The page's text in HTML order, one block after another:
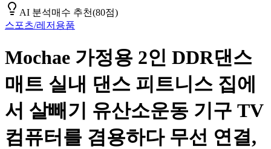
AI 분석매수 추천(80점)
스포츠/레저용품
Mochae 가정용 2인 DDR댄스
매트 실내 댄스 피트니스 집에
서 살빼기 유산소운동 기구 TV
컴퓨터를 겸용하다 무선 연결,